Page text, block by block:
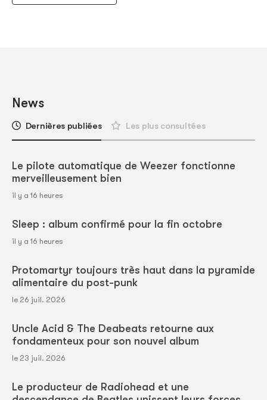
News
Dernières publiées Les plus consultées
Le pilote automatique de Weezer fonctionne
merveilleusement bien
il y a 16 heures
Sleep : album confirmé pour la fin octobre
il y a 16 heures
Protomartyr toujours très haut dans la pyramide
alimentaire du post-punk
le 26 juil. 2026
Uncle Acid & The Deabeats retourne aux
fondamenteux pour son nouvel album
le 23 juil. 2026
Le producteur de Radiohead et une